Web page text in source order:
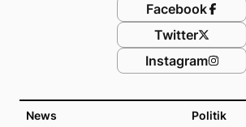
News Politik
Facebook
Twitter
Instagram